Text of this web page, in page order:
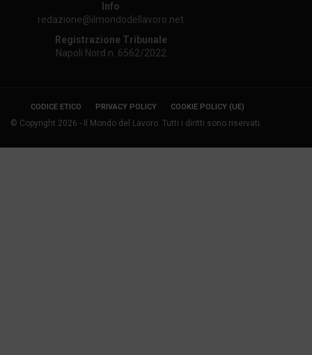
Info
redazione@ilmondodellavoro.net
Registrazione Tribunale
Napoli Nord n. 6562/2022
CODICE ETICO PRIVACY POLICY COOKIE POLICY (UE)
© Copyright 2026 - Il Mondo del Lavoro. Tutti i diritti sono riservati.